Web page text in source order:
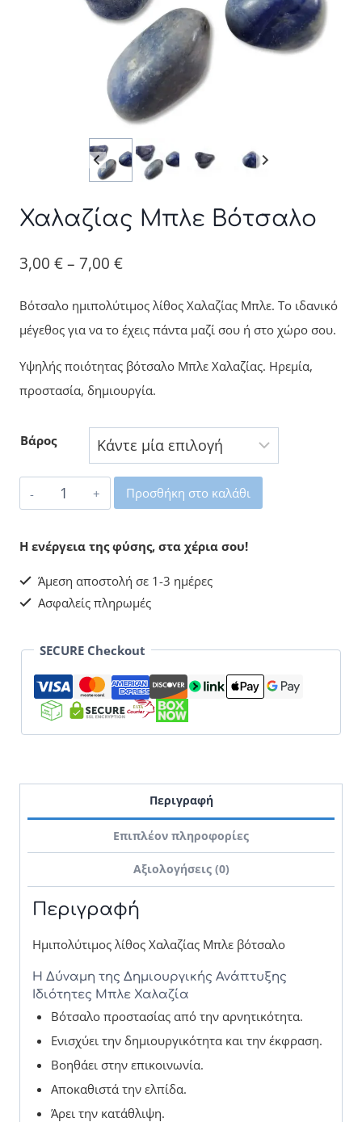
Χαλαζίας Μπλε Βότσαλο
3,00 € – 7,00 €Price
3,00 €
7,00 €
Βότσαλο ημιπολύτιμος λίθος Χαλαζίας Μπλε. Το ιδανικό
μέγεθος για να το έχεις πάντα μαζί σου ή στο χώρο σου.
Υψηλής ποιότητας βότσαλο Μπλε Χαλαζίας. Ηρεμία,
προστασία, δημιουργία.
Βάρος
Χαλαζίας
Μπλε
Προσθήκη στο καλάθι
Η ενέργεια της φύσης, στα χέρια σου!
Άμεση αποστολή σε 1-3 ημέρες
Ασφαλείς πληρωμές
SECURE Checkout
Περιγραφή
Επιπλέον πληροφορίες
Αξιολογήσεις (0)
Περιγραφή
Ημιπολύτιμος λίθος Χαλαζίας Μπλε βότσαλο
Η Δύναμη της Δημιουργικής Ανάπτυξης
Ιδιότητες Μπλε Χαλαζία
Βότσαλο προστασίας από την αρνητικότητα.
Ενισχύει την δημιουργικότητα και την έκφραση.
Βοηθάει στην επικοινωνία.
Αποκαθιστά την ελπίδα.
Άρει την κατάθλιψη.